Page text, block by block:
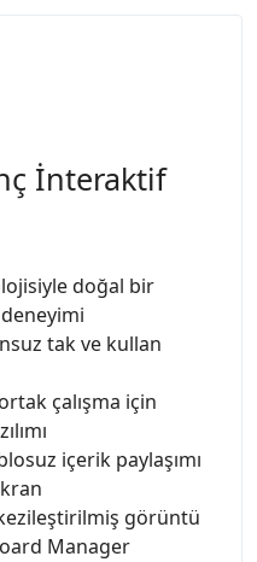
İnteraktif
doğal bir
tak ve kullan
çalışma için
içerik paylaşımı
görüntü
Manager